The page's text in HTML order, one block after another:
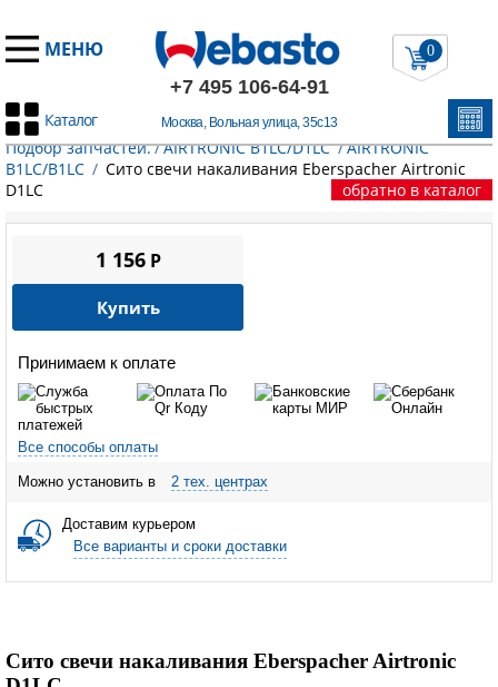
МЕНЮ
+7 495 106-64-91
Москва, Вольная улица, 35с13
Каталог
0
Главная /Запчасти Эберспехер/ Воздушные отопители.
Подбор запчастей./AIRTRONIC B1LC/D1LC/AIRTRONIC
B1LC/B1LC / Сито свечи накаливания Eberspacher Airtronic
D1LC
обратно в каталог
Принимаем к оплате
Все способы оплаты
Можно установить в 2 тех. центрах
Доставим курьером
Все варианты и сроки доставки
1 156P
Купить
Сито свечи накаливания Eberspacher Airtronic